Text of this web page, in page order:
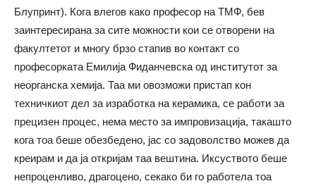
Блупринт). Кога влегов како професор на ТМФ, бев
заинтересирана за сите можности кои се отворени на
факултетот и многу брзо стапив во контакт со
професорката Емилија Фиданчевска од институтот за
неорганска хемија. Таа ми овозможи пристап кон
техничкиот дел за изработка на керамика, се работи за
прецизен процес, нема место за импровизација, такашто
кога тоа беше обезбедено, јас со задоволство можев да
креирам и да ја откријам таа вештина. Иксуството беше
непроценливо, драгоцено, секако би го работела тоа